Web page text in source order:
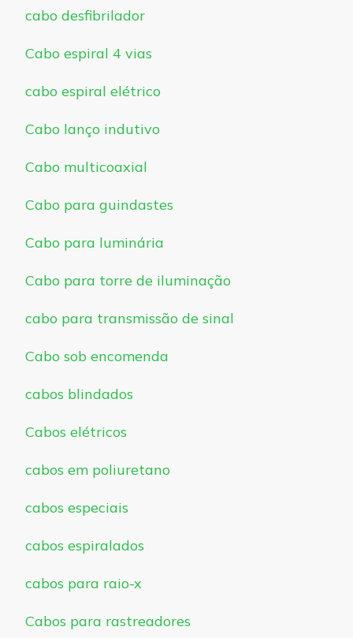
cabo desfibrilador
Cabo espiral 4 vias
cabo espiral elétrico
Cabo lanço indutivo
Cabo multicoaxial
Cabo para guindastes
Cabo para luminária
Cabo para torre de iluminação
cabo para transmissão de sinal
Cabo sob encomenda
cabos blindados
Cabos elétricos
cabos em poliuretano
cabos especiais
cabos espiralados
cabos para raio-x
Cabos para rastreadores